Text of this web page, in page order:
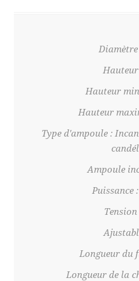
Diamètre
Hauteur
Hauteur
Type d'ampoule :
Ampoule
Puissance
Tension
Longueur du
Longueur de la